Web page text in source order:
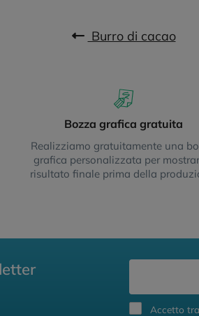
Burro di cacao
Bozza grafica gratuita
Realizziamo gratuitamente una
grafica personalizzata per
risultato finale prima della
Accetto